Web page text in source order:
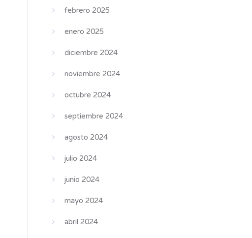
febrero 2025
enero 2025
diciembre 2024
noviembre 2024
octubre 2024
septiembre 2024
agosto 2024
julio 2024
junio 2024
mayo 2024
abril 2024